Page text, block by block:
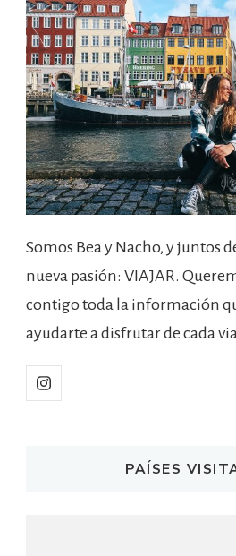
Somos Bea y Nacho, y juntos
nueva pasión: VIAJAR.
contigo toda la información
ayudarte a disfrutar de cada
PAÍSES